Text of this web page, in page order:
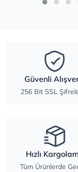
Güvenli
256 Bit SSL
Hızlı
Tüm Ürünlerde